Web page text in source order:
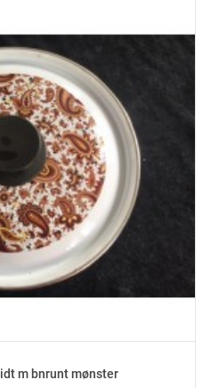
m bnrunt mønster